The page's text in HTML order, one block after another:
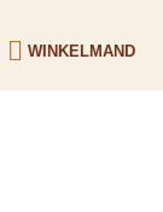
WINKELMAND